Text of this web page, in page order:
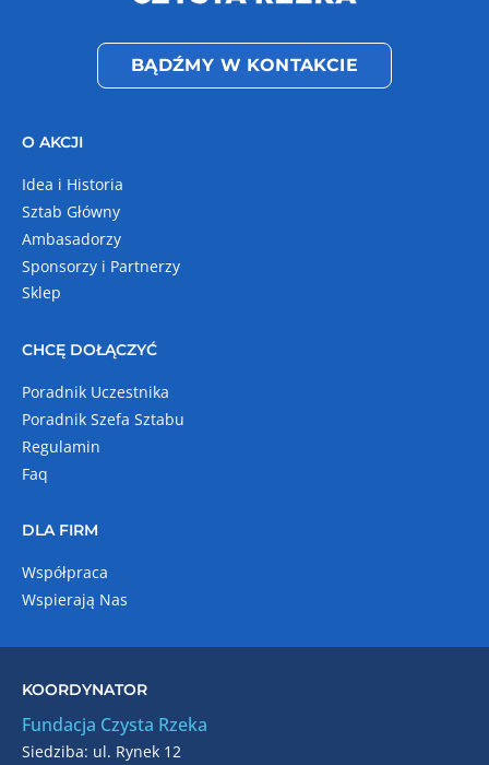
BĄDŹMY W KONTAKCIE
O AKCJI
Idea i Historia
Sztab Główny
Ambasadorzy
Sponsorzy i Partnerzy
Sklep
CHCĘ DOŁĄCZYĆ
Poradnik Uczestnika
Poradnik Szefa Sztabu
Regulamin
Faq
DLA FIRM
Współpraca
Wspierają Nas
KOORDYNATOR
Fundacja Czysta Rzeka
Siedziba: ul. Rynek 12